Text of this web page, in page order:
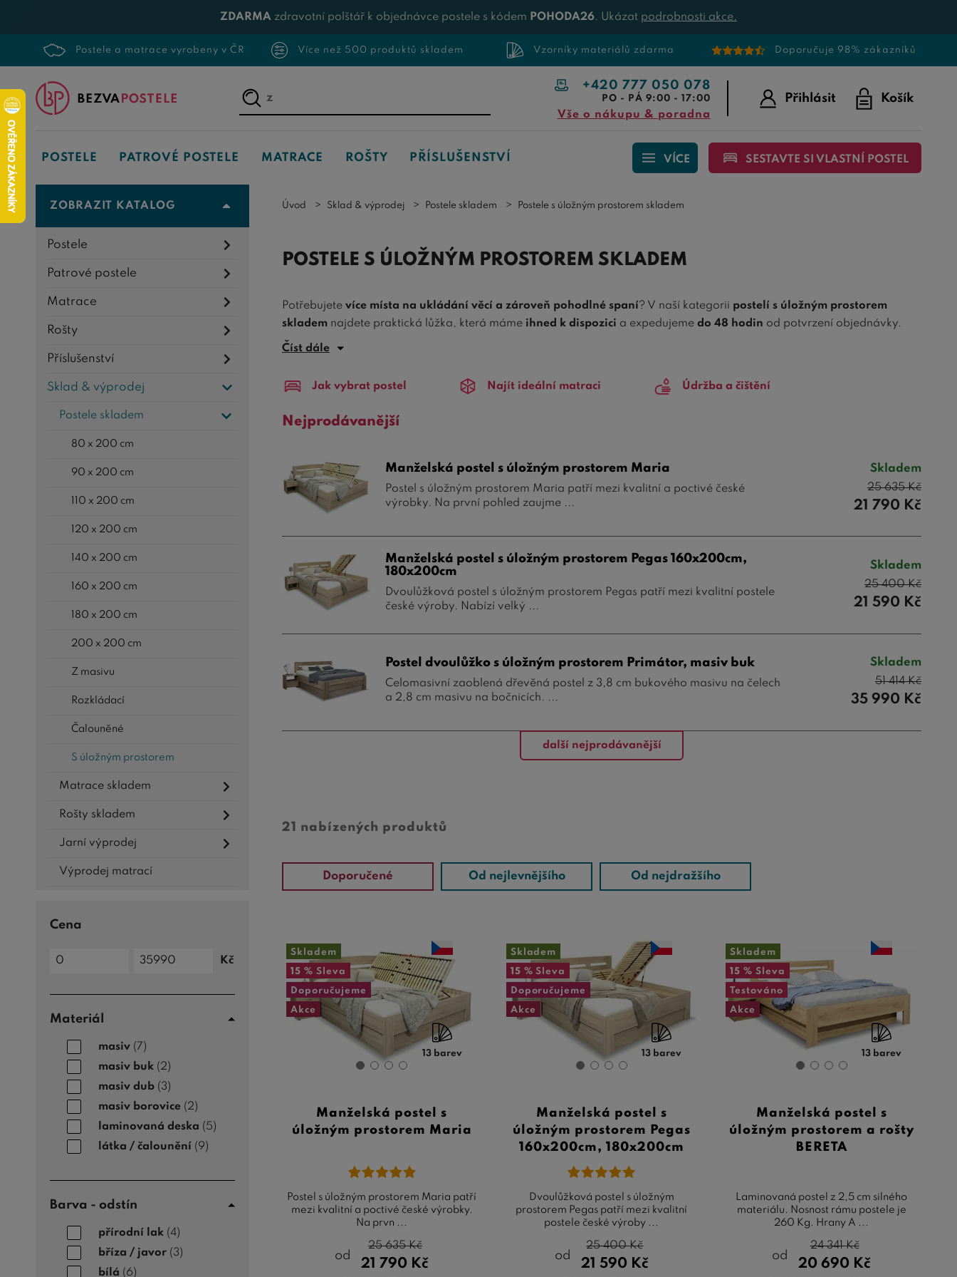
ZDARMA zdravotní polštář k objednávce postele s kódem POHODA26. Ukázat podrobnosti akce.
Postele a matrace vyrobeny v ČR Více než 500 produktů skladem Vzorníky materiálů zdarma Doporučuje 98% zákazníků
Napište,
co
hledáte...
+420 777 050 078
PO - PÁ 9:00 - 17:00
Vše o nákupu & poradna
Přihlásit Košík
POSTELE PATROVÉ POSTELE MATRACE ROŠTY PŘÍSLUŠENSTVÍ VÍCE SESTAVTE SI VLASTNÍ POSTEL
Úvod Sklad & výprodej Postele skladem Postele s úložným prostorem skladem
POSTELE S ÚLOŽNÝM PROSTOREM SKLADEM
Potřebujete více místa na ukládání věcí a zároveň pohodlné spaní? V naší kategorii postelí s úložným prostorem
skladem najdete praktická lůžka, která máme ihned k dispozici a expedujeme do 48 hodin od potvrzení objednávky.
Vyberte si z
zbytečných kompromisů. Pokud hledáte ještě širší výběr, prozkoumejte naši kompletní nabídku
Číst dále
Jak vybrat postel Najít ideální matraci Údržba a čištění
Nejprodávanější
Manželská postel s úložným prostorem Maria
Postel s úložným prostorem Maria patří mezi kvalitní a poctivé české
výrobky. Na první pohled zaujme ...
Skladem
25 635Kč
21 790 Kč
Manželská postel s úložným prostorem Pegas 160x200cm,
180x200cm
Dvoulůžková postel s úložným prostorem Pegas patří mezi kvalitní postele
české výroby. Nabízí velký ...
Skladem
25 400Kč
21 590 Kč
Postel dvoulůžko s úložným prostorem Primátor, masiv buk
Celomasivní zaoblená dřevěná postel z 3,8 cm bukového masivu na čelech
a 2,8 cm masivu na bočnicích. ...
Skladem
51 414Kč
35 990 Kč
další nejprodávanější
ZOBRAZIT KATALOG
Postele
Patrové postele
Matrace
Rošty
Příslušenství
Sklad & výprodej
Postele skladem
80 x 200 cm
90 x 200 cm
110 x 200 cm
120 x 200 cm
140 x 200 cm
160 x 200 cm
180 x 200 cm
200 x 200 cm
Z masivu
Rozkládací
Čalouněné
S úložným prostorem
Matrace skladem
Rošty skladem
Jarní výprodej
Výprodej matrací
Cena
Cena
Cena
do
Kč
Materiál
masiv (7)
masiv buk (2)
masiv dub (3)
masiv borovice (2)
laminovaná deska (5)
látka / čalounění (9)
Barva - odstín
přírodní lak (4)
bříza / javor (3)
bílá (6)
21 nabízených produktů
Doporučené Od nejlevnějšího Od nejdražšího
Skladem
15 % Sleva
Doporučujeme
Akce
13 barev
Manželská postel s
úložným prostorem Maria
Postel s úložným prostorem Maria patří
mezi kvalitní a poctivé české výrobky.
Na prvn ...
od
21 790 Kč
25 635Kč
Skladem
15 % Sleva
Doporučujeme
Akce
13 barev
Manželská postel s
úložným prostorem Pegas
160x200cm, 180x200cm
Dvoulůžková postel s úložným
prostorem Pegas patří mezi kvalitní
postele české výroby ...
od
21 590 Kč
25 400Kč
Skladem
15 % Sleva
Testováno
Akce
13 barev
Manželská postel s
úložným prostorem a rošty
BERETA
Laminovaná postel z 2,5 cm silného
materiálu. Nosnost rámu postele je
260 Kg. Hrany A ...
od
20 690 Kč
24 341Kč